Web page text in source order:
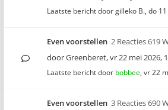
Laatste bericht doorgilleko B., do
Even voorstellen 2 Reacties 619
doorGreenberet,vr 22 mei 2026,
Laatste bericht door bobbee, vr 22
Even voorstellen 3 Reacties 690